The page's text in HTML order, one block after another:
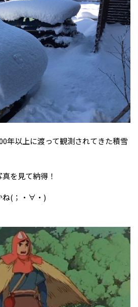
年以上に渡って観測されてきた積雪
を見て納得！
ね(；・∀・)